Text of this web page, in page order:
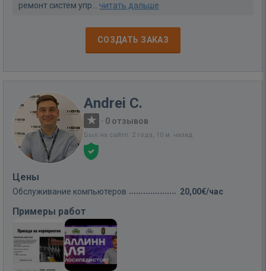
ремонт систем упр... читать дальше
СОЗДАТЬ ЗАКАЗ
Andrei C.
· 0 отзывов
Был на сайте: 2 года, 10 м. назад
Цены
Обслуживание компьютеров 20,00€/час
Примеры работ